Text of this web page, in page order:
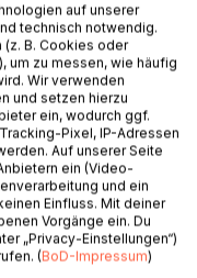
und
Warnungen die
Wahrheiten und
und Spiritualität
neue Sichtweise
aus einem
auf unserer
technisch notwendig.
B. Cookies oder
um zu messen, wie häufig
Wir verwenden
und setzen hierzu
ein, wodurch ggf.
Pixel, IP-Adressen
Auf unserer Seite
ein (Video-
und ein
Einfluss. Mit deiner
Vorgänge ein. Du
„Privacy-Einstellungen“)
(BoD-Impressum)